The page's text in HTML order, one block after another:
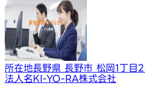
所在地長野県 長野市 松岡1丁
法人名KI-YO-RA株式会社